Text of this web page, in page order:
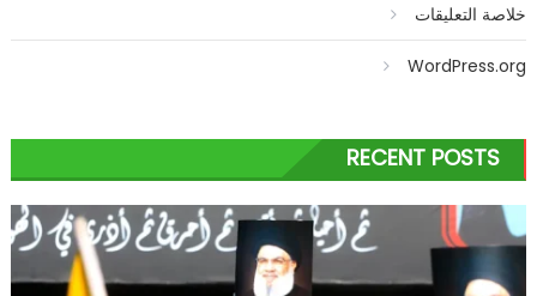
خلاصة التعليقات
WordPress.org
RECENT POSTS